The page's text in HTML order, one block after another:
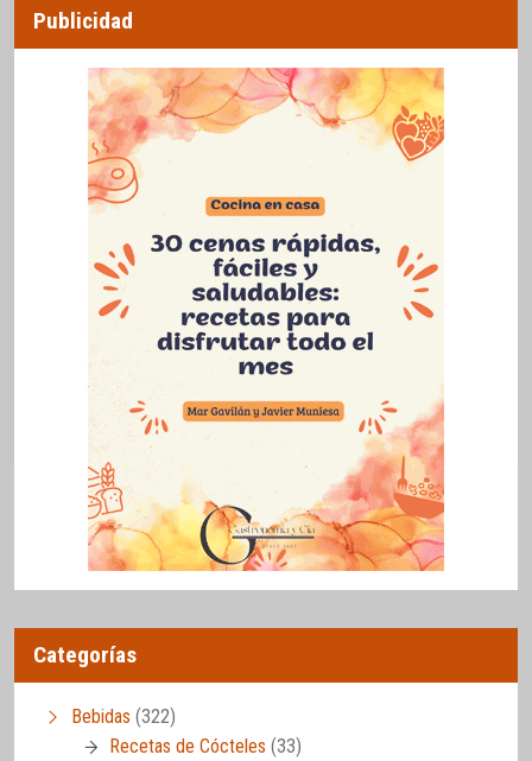
Publicidad
Categorías
Bebidas (322)
Recetas de Cócteles (33)